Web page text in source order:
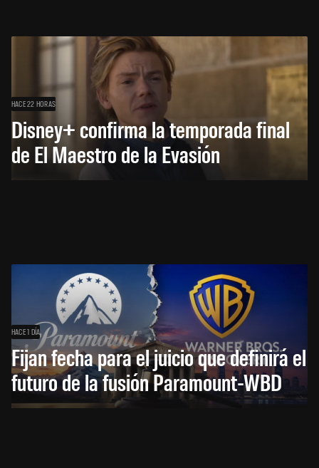
HACE 22 HORAS
Disney+ confirma la temporada final
de El Maestro de la Evasión
HACE 1 DÍA
Fijan fecha para el juicio que definirá el
futuro de la fusión Paramount-WBD